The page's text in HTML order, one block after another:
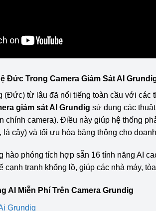
Đức Trong Camera Giám Sát AI
(Đức) từ lâu đã nổi tiếng toàn cầu với các
giám sát AI Grundig sử dụng các
chính camera). Điều này giúp hệ thống
lá cây) và tối ưu hóa băng thông cho
hào phóng tích hợp sẵn 16 tính năng AI
cạnh tranh khổng lồ, giúp các nhà máy,
AI Miễn Phí Trên Camera Grundig